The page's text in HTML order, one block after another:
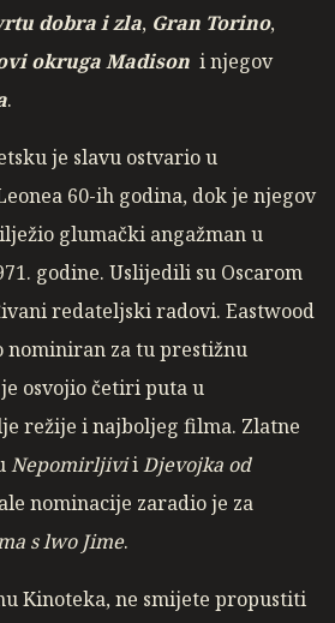
dobra i zla, Gran Torino,
okruga Madison i njegov
.
je slavu ostvario u
60-ih godina, dok je njegov
glumački angažman u
godine. Uslijedili su Oscarom
redateljski radovi. Eastwood
nominiran za tu prestižnu
osvojio četiri puta u
režije i najboljeg filma. Zlatne
NepomirljiviiDjevojka od
nominacije zaradio je za
s lwo Jime.
Kinoteka, ne smijete propustiti